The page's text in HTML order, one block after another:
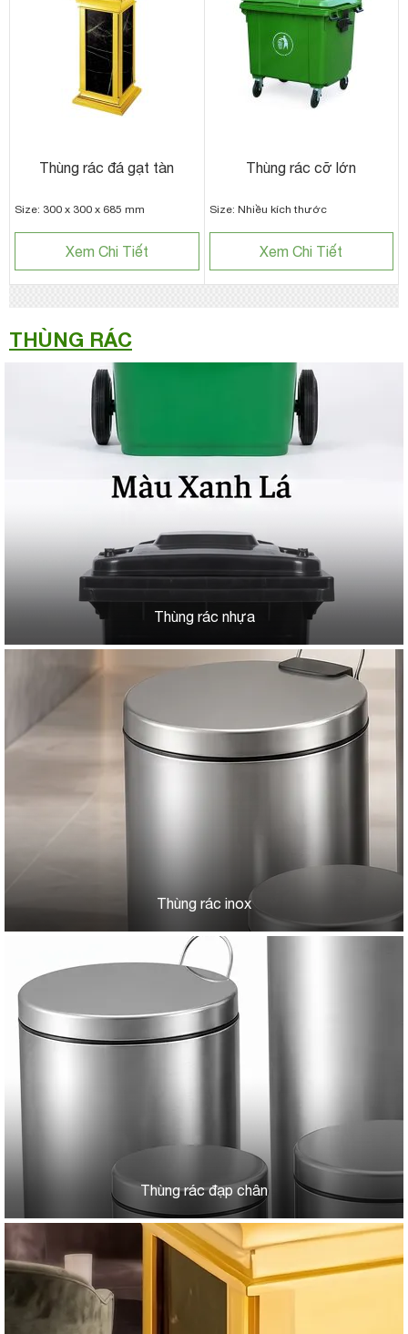
Thùng rác đá gạt tàn
Size: 300 x 300 x 685 mm
Xem Chi Tiết
Thùng rác cỡ lớn
Size: Nhiều kích thước
Xem Chi Tiết
THÙNG RÁC
Thùng rác nhựa
Thùng rác inox
Thùng rác đạp chân